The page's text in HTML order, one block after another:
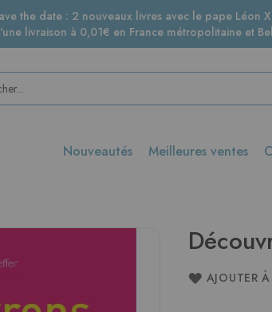
the date : 2 nouveaux livres avec le pape Léon
livraison à 0,01€ en France métropolitaine et
Nouveautés Meilleures ventes
AJOUTER